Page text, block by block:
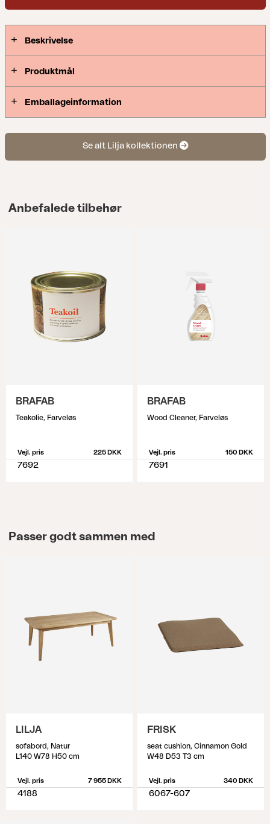
Beskrivelse
Produktmål
Emballageinformation
Se alt Lilja kollektionen
Anbefalede tilbehør
BRAFAB
Teakolie, Farveløs
Vejl. pris 225 DKK
7692
BRAFAB
Wood Cleaner, Farveløs
Vejl. pris 150 DKK
7691
Passer godt sammen med
LILJA
sofabord, Natur
L140 W78 H50 cm
Vejl. pris 7 955 DKK
4188
FRISK
seat cushion, Cinnamon Gold
W48 D53 T3 cm
Vejl. pris 340 DKK
6067-607